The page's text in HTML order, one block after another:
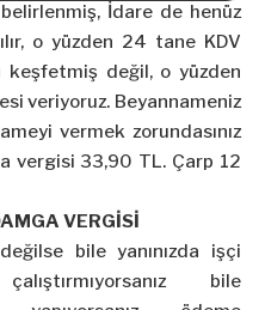
İdare de henüz
o yüzden 24 tane KDV
keşfetmiş değil, o yüzden
veriyoruz. Beyannameniz
vermek zorundasınız
vergisi 33,90 TL. Çarp 12
VERGİSİ
bile yanınızda işçi
bile